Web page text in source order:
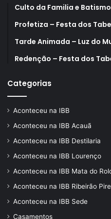
Culto da Familia e Batismo
Profetiza – Festa dos
Tarde Animada – Luz do
Redenção – Festa dos
Categorias
Aconteceu na IBB
Aconteceu na IBB Acauã
Aconteceu na IBB Destilaria
Aconteceu na IBB Lourenço
Aconteceu na IBB Mata do
Aconteceu na IBB Ribeirão
Aconteceu na IBB Sede
Casamentos